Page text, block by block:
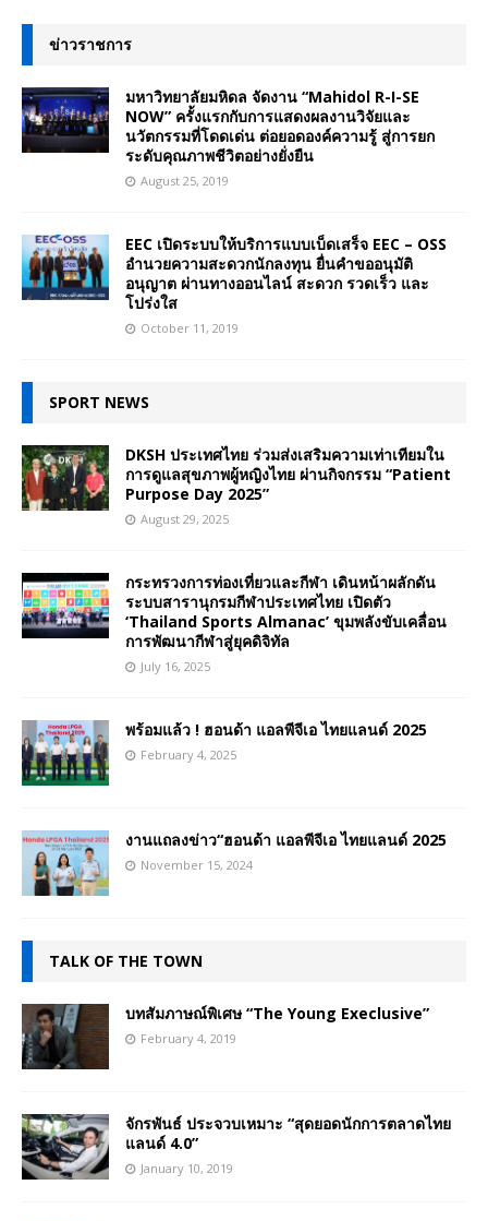
ข่าวราชการ
มหาวิทยาลัยมหิดล จัดงาน “Mahidol R-I-SE
NOW” ครั้งแรกกับการแสดงผลงานวิจัยและ
นวัตกรรมที่โดดเด่น ต่อยอดองค์ความรู้ สู่การยก
ระดับคุณภาพชีวิตอย่างยั่งยืน
August 25, 2019
EEC เปิดระบบให้บริการแบบเบ็ดเสร็จ EEC – OSS
อำนวยความสะดวกนักลงทุน ยื่นคำขออนุมัติ
อนุญาต ผ่านทางออนไลน์ สะดวก รวดเร็ว และ
โปร่งใส
October 11, 2019
SPORT NEWS
DKSH ประเทศไทย ร่วมส่งเสริมความเท่าเทียมใน
การดูแลสุขภาพผู้หญิงไทย ผ่านกิจกรรม “Patient
Purpose Day 2025”
August 29, 2025
กระทรวงการท่องเที่ยวและกีฬา เดินหน้าผลักดัน
ระบบสารานุกรมกีฬาประเทศไทย เปิดตัว
‘Thailand Sports Almanac’ ขุมพลังขับเคลื่อน
การพัฒนากีฬาสู่ยุคดิจิทัล
July 16, 2025
พร้อมแล้ว ! ฮอนด้า แอลพีจีเอ ไทยแลนด์ 2025
February 4, 2025
งานแถลงข่าว“ฮอนด้า แอลพีจีเอ ไทยแลนด์ 2025
November 15, 2024
TALK OF THE TOWN
บทสัมภาษณ์พิเศษ “The Young Execlusive”
February 4, 2019
จักรพันธ์ ประจวบเหมาะ “สุดยอดนักการตลาดไทย
แลนด์ 4.0”
January 10, 2019